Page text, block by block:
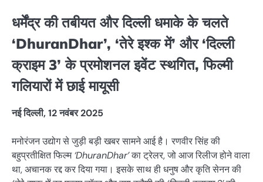
धर्मेंद्र की तबीयत और दिल्ली धमाके के चलते
‘DhuranDhar’, ‘तेरे इश्क में’ और ‘दिल्ली
क्राइम 3’ के प्रमोशनल इवेंट स्थगित, फिल्मी
गलियारों में छाई मायूसी
नई दिल्ली, 12 नवंबर 2025
मनोरंजन उद्योग से जुड़ी बड़ी खबर सामने आई है। रणवीर सिंह की
बहुप्रतीक्षित फिल्म‘DhuranDhar’का ट्रेलर, जो आज रिलीज होने वाला
था, अचानक रद्द कर दिया गया। इसके साथ ही धनुष और कृति सेनन की